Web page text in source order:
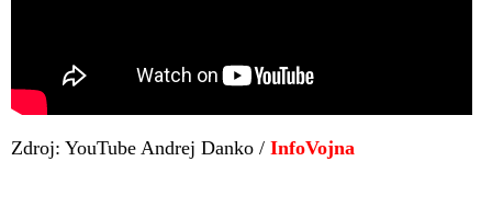
Zdroj: YouTube Andrej Danko / InfoVojna